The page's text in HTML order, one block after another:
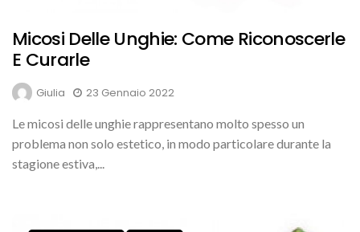
Micosi Delle Unghie: Come Riconoscerle
E Curarle
Giulia
23 Gennaio 2022
Le micosi delle unghie rappresentano molto spesso un
problema non solo estetico, in modo particolare durante la
stagione estiva,...